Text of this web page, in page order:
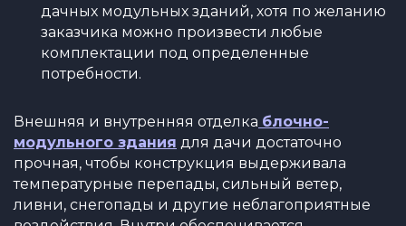
дачных модульных зданий, хотя по желанию
заказчика можно произвести любые
комплектации под определенные
потребности.
Внешняя и внутренняя отделка блочно-
модульного здания для дачи достаточно
прочная, чтобы конструкция выдерживала
температурные перепады, сильный ветер,
ливни, снегопады и другие неблагоприятные